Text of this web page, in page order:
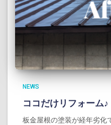
NEWS
ココだけリフォー
板金屋根の塗装が経年劣化